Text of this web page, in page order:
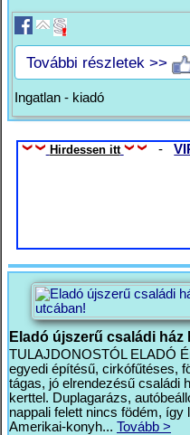
További részletek >>
Ingatlan - kiadó
Hirdessen itt -
Eladó újszerű családi ház
TULAJDONOSTÓL ELADÓ
egyedi építésű, cirkófűtéses,
tágas, jó elrendezésű családi
kerttel. Duplagarázs,
nappali felett nincs födém, így
Amerikai-konyh... Tovább >